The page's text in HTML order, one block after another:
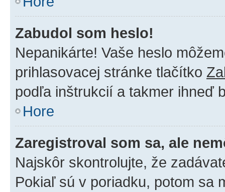
Zabudol som heslo!
Nepanikárte! Vaše heslo
prihlasovacej stránke tlačítko
podľa inštrukcií a takmer ihneď
Hore
Zaregistroval som sa, ale
Najskôr skontrolujte, že
Pokiaľ sú v poriadku, potom sa